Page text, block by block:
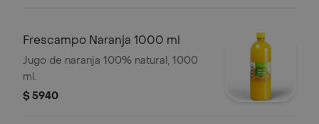
Frescampo Naranja 1000 ml
Jugo de naranja 100% natural, 1000
ml.
$ 5940